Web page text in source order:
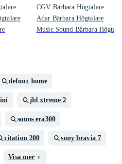
CGV Bärbara Högtalare
Adar Bärbara Högtalare
Music Sound Bärbara
defunc home
jbl xtreme 2
sonos era300
citation 200 sony bravia 7
Visa mer